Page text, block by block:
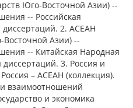
Юго-Восточной Азии) --
-- Российская
2. АСЕАН
Восточной Азии) --
-- Китайская Народная
3. Россия и
– АСЕАН (коллекция).
взаимоотношений
и экономика